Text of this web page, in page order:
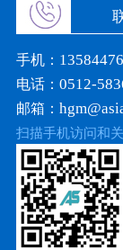
手机：
电话： 0512-
邮箱：
扫描手机访问和